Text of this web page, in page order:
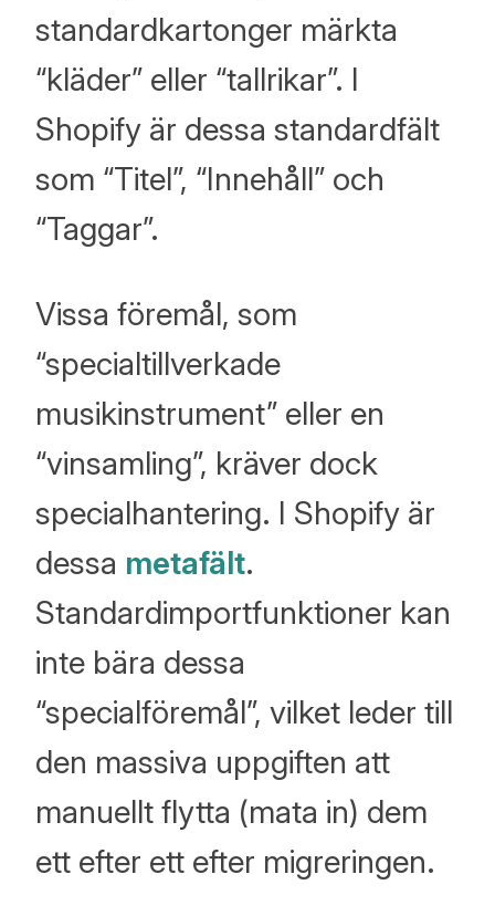
standardkartonger märkta
“kläder” eller “tallrikar”. I
Shopify är dessa standardfält
som “Titel”, “Innehåll” och
“Taggar”.
Vissa föremål, som
“specialtillverkade
musikinstrument” eller en
“vinsamling”, kräver dock
specialhantering. I Shopify är
dessa metafält.
Standardimportfunktioner kan
inte bära dessa
“specialföremål”, vilket leder till
den massiva uppgiften att
manuellt flytta (mata in) dem
ett efter ett efter migreringen.